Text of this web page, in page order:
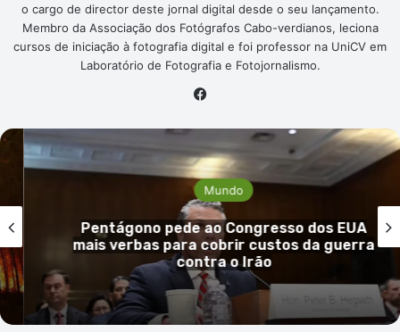
o cargo de director deste jornal digital desde o seu lançamento.
Membro da Associação dos Fotógrafos Cabo-verdianos, leciona
cursos de iniciação à fotografia digital e foi professor na UniCV em
Laboratório de Fotografia e Fotojornalismo.
Mundo
Pentágono pede ao Congresso dos EUA
mais verbas para cobrir custos da guerra
contra o Irão